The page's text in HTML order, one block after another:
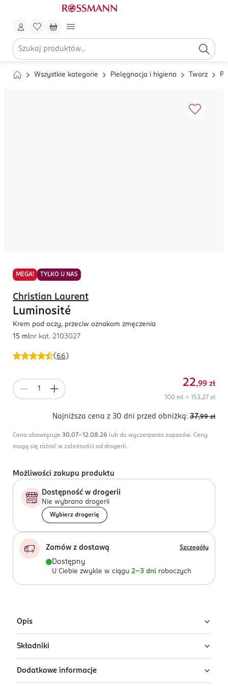
Wszystkie kategorie Pielęgnacja i higiena Twarz
MEGA! TYLKO U NAS
( 66 )
Christian Laurent
Luminosité
Krem pod oczy, przeciw oznakom zmęczenia
15 mlnr kat. 2103027
22,99 zł
100 ml = 153,27 zł
Najniższa cena z 30 dni przed obniżką: 37,99 zł
Cena obowiązuje 30.07-12.08.26 lub do wyczerpania zapasów. Ceny
mogą się różnić w zależności od drogerii.
Możliwości zakupu produktu
Dostępność w drogerii
Nie wybrano drogerii
Wybierz drogerię
Zamów z dostawą Szczegóły
Dostępny
U Ciebie zwykle w ciągu 2-3 dni roboczych
Opis
Mikrosferyczny krem pod oczy przeciw oznakom
zmęczenia Christian Laurent Luminosité skutecznie
wygładza drobne zmarszczki i rozjaśnia cienie pod
Składniki
Ingredients: : AQUA, CAPRYLIC/CAPRIC TRIGLYCERIDE,
Dodatkowe informacje